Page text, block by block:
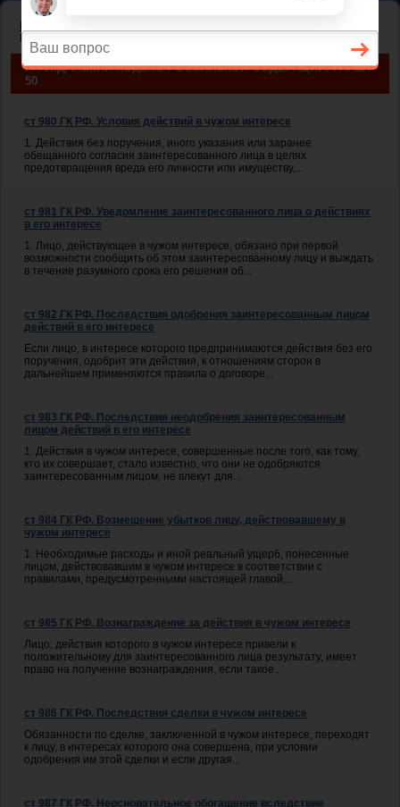
ГРАЖДАНСКИЙ КОДЕКС РОССИЙСКОЙ ФЕДЕРАЦИИ. ГЛАВА
50
ст 980 ГК РФ. Условия действий в чужом интересе
1. Действия без поручения, иного указания или заранее
обещанного согласия заинтересованного лица в целях
предотвращения вреда его личности или имуществу,...
ст 981 ГК РФ. Уведомление заинтересованного лица о действиях
в его интересе
1. Лицо, действующее в чужом интересе, обязано при первой
возможности сообщить об этом заинтересованному лицу и выждать
в течение разумного срока его решения об...
ст 982 ГК РФ. Последствия одобрения заинтересованным лицом
действий в его интересе
Если лицо, в интересе которого предпринимаются действия без его
поручения, одобрит эти действия, к отношениям сторон в
дальнейшем применяются правила о договоре...
ст 983 ГК РФ. Последствия неодобрения заинтересованным
лицом действий в его интересе
1. Действия в чужом интересе, совершенные после того, как тому,
кто их совершает, стало известно, что они не одобряются
заинтересованным лицом, не влекут для...
ст 984 ГК РФ. Возмещение убытков лицу, действовавшему в
чужом интересе
1. Необходимые расходы и иной реальный ущерб, понесенные
лицом, действовавшим в чужом интересе в соответствии с
правилами, предусмотренными настоящей главой,...
ст 985 ГК РФ. Вознаграждение за действия в чужом интересе
Лицо, действия которого в чужом интересе привели к
положительному для заинтересованного лица результату, имеет
право на получение вознаграждения, если такое...
ст 986 ГК РФ. Последствия сделки в чужом интересе
Обязанности по сделке, заключенной в чужом интересе, переходят
к лицу, в интересах которого она совершена, при условии
одобрения им этой сделки и если другая...
ст 987 ГК РФ. Неосновательное обогащение вследствие